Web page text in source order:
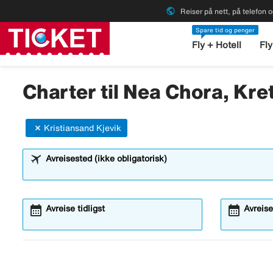
public Reiser på nett, på telefon
Spare tid og penger
Fly + Hotell Fly
Charter til Nea Chora,
Avreisested (ikke obligatorisk)
Kristiansand Kjevik
Avreise tidligst
calendar_month calendar_month